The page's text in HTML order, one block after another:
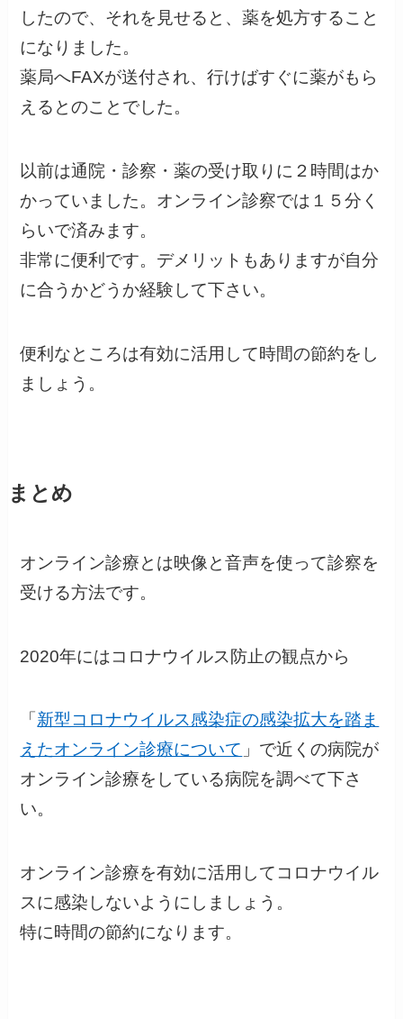
したので、それを見せると、薬を処方すること
になりました。
薬局へFAXが送付され、行けばすぐに薬がもら
えるとのことでした。
以前は通院・診察・薬の受け取りに２時間はか
かっていました。オンライン診察では１５分く
らいで済みます。
非常に便利です。デメリットもありますが自分
に合うかどうか経験して下さい。
便利なところは有効に活用して時間の節約をし
ましょう。
まとめ
オンライン診療とは映像と音声を使って診察を
受ける方法です。
2020年にはコロナウイルス防止の観点から
「 新型コロナウイルス感染症の感染拡大を踏ま
えたオンライン診療について 」 で近くの病院が
オンライン診療をしている病院を調べて下さ
い。
オンライン診療を有効に活用してコロナウイル
スに感染しないようにしましょう。
特に時間の節約になります。